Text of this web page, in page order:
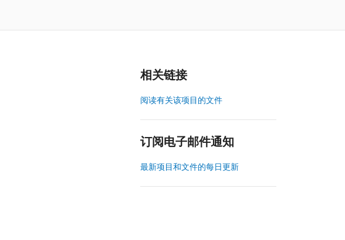
相关链接
阅读有关该项目的文件
订阅电子邮件通知
最新项目和文件的每日更新